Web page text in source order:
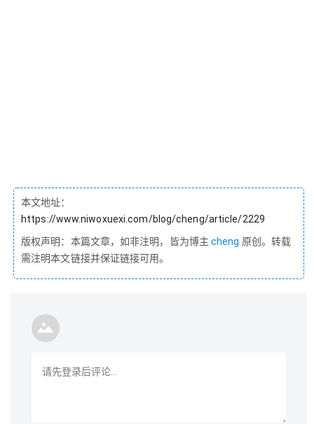
本文地址：
https://www.niwoxuexi.com/blog/cheng/article/2229
版权声明：本篇文章，如非注明，皆为博主cheng 原创。转载
需注明本文链接并保证链接可用。